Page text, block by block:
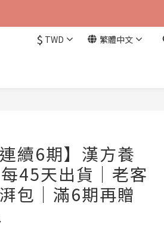
$ TWD 繁體中文
續6期】漢方養
45天出貨｜老客
包｜滿6期再贈